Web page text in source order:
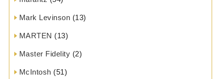
Mark Levinson (13)
MARTEN (13)
Master Fidelity (2)
McIntosh (51)